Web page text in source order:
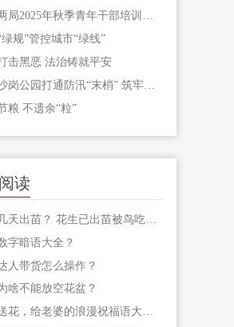
一部两局2025年秋季青年干部培训班和处级干部进修班开班
规”管控城市“绿线”
击黑恶 法治铸就平安
市碧沙岗公园打通防汛“末梢” 筑牢生态安全屏障
粮 不遗余“粒”
读
花生几天出苗？ 花生已出苗被鸟吃怎么办？
字暗语大全？
人带货怎么操作？
啥不能放空花盆？
七夕送花，给老婆的浪漫祝福语大汇总